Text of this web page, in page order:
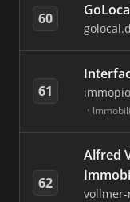
60
61
62
Alfred